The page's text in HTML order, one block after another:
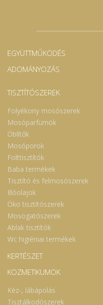
kifejezettem hatékony
rugalmasságát.
hidratálja.
érdemes próbát tenni vele.
kőzetek földpátjainak
kémiai elem megtalálható
kémiai összetevőit is
ásványokat, mint a szilícium,
vas, foszfor, réz, cink,
nyugtató, tisztító,
regeneráló hatású. Nagyon
bármely bőrtípusra
nehézfémeket is képes
EGYÜTTMŰKÖDÉS
ADOMÁNYOZÁS
TISZTÍTÓSZEREK
Folyékony mosószerek
Mosóparfümök
Öblítők
Mosóporok
Folttisztítók
Baba termékek
Tisztító és felmosószerek
Illóolajok
Öko tisztítószerek
Mosogatószerek
Ablak tisztítók
Wc higiéniai termékek
KERTÉSZET
KOZMETIKUMOK
Kéz-, lábápolás
Tisztálkodószerek